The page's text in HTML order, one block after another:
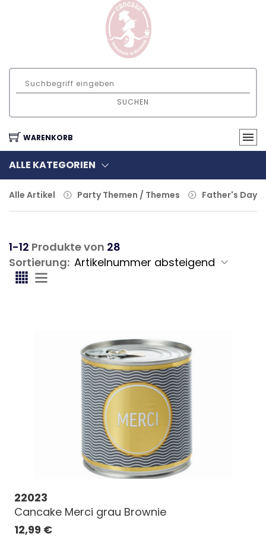
SUCHEN
WARENKORB
ALLE KATEGORIEN
Alle Artikel Party Themen / Themes Father's Day
1-12 Produkte von 28
Sortierung:
22023
Cancake Merci grau Brownie
12,99 €